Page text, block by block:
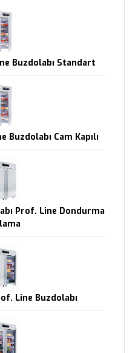
Buzdolabı Standart
Cam Kapılı
Prof. Line Dondurma
Line Buzdolabı